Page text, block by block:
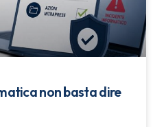
non basta dire